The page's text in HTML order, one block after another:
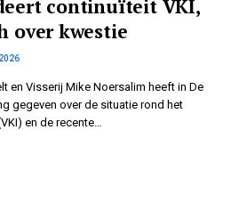
continuïteit VKI,
over kwestie
en Visserij Mike Noersalim heeft in De
gegeven over de situatie rond het
en de recente…